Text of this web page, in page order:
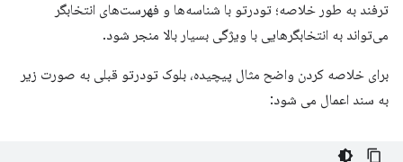
ترفند به طور خلاصه؛ تودرتو با شناسه‌ها و فهرست‌های انتخابگر
می‌تواند به انتخابگرهایی با ویژگی بسیار بالا منجر شود.
برای خلاصه کردن واضح مثال پیچیده، بلوک تودرتو قبلی به صورت زیر
به سند اعمال می شود: